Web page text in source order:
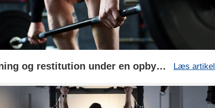
Træning og restitution under en opbygningsfase Læs artikel